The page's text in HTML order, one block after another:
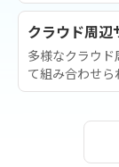
クラウド周辺
多様なクラウ
て組み合わせら